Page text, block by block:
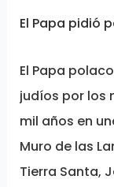
El Papa pidió
El Papa
judíos por los
mil años en
Muro de las
Tierra Santa,